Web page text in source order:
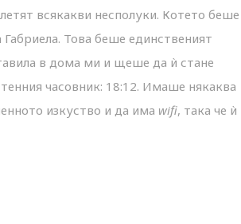
всякакви несполуки. Котето беше
Габриела. Това беше единственият
в дома ми и щеше да ѝ стане
часовник: 18:12. Имаше някаква
изкуство и да има wifi, така че ѝ